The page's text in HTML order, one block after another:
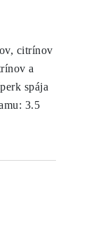
citrínov
a
spája
3.5